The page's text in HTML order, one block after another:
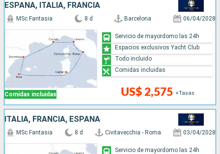
ESPAÑA, ITALIA, FRANCIA
Comidas incluidas
MSc Fantasia 8 d Barcelona 06/04/2028
US$ 2,575 +Tasas
Servicio de mayordomo las 24h
Espacios exclusivos Yacht Club
Todo incluido
Comidas incluidas
ITALIA, FRANCIA, ESPAÑA
MSc Fantasia 8 d Civitavecchia - Roma 03/04/2028
Servicio de mayordomo las 24h